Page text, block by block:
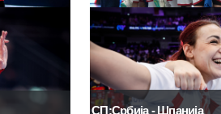
СП:Србија - Шпанија